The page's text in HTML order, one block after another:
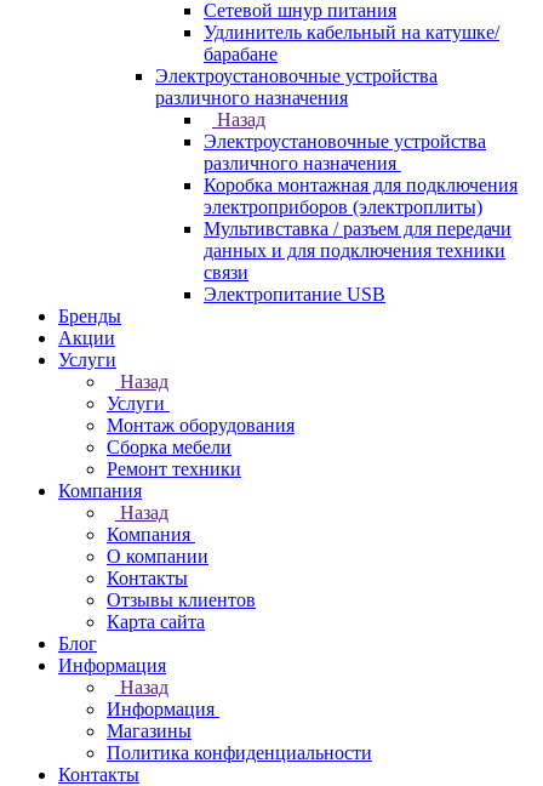
Сетевой шнур питания
Удлинитель кабельный на катушке/
барабане
Электроустановочные устройства
различного назначения
Назад
Электроустановочные устройства
различного назначения
Коробка монтажная для подключения
электроприборов (электроплиты)
Мультивставка / разъем для передачи
данных и для подключения техники
связи
Электропитание USB
Бренды
Акции
Услуги
Назад
Услуги
Монтаж оборудования
Сборка мебели
Ремонт техники
Компания
Назад
Компания
О компании
Контакты
Отзывы клиентов
Карта сайта
Блог
Информация
Назад
Информация
Магазины
Политика конфиденциальности
Контакты